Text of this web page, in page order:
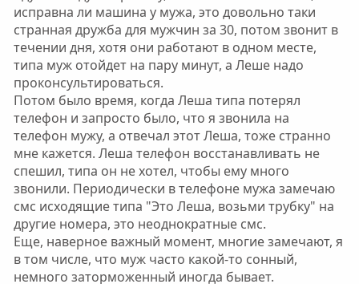
исправна ли машина у мужа, это довольно таки
странная дружба для мужчин за 30, потом звонит в
течении дня, хотя они работают в одном месте,
типа муж отойдет на пару минут, а Леше надо
проконсультироваться.
Потом было время, когда Леша типа потерял
телефон и запросто было, что я звонила на
телефон мужу, а отвечал этот Леша, тоже странно
мне кажется. Леша телефон восстанавливать не
спешил, типа он не хотел, чтобы ему много
звонили. Периодически в телефоне мужа замечаю
смс исходящие типа "Это Леша, возьми трубку" на
другие номера, это неоднократные смс.
Еще, наверное важный момент, многие замечают, я
в том числе, что муж часто какой-то сонный,
немного заторможенный иногда бывает.